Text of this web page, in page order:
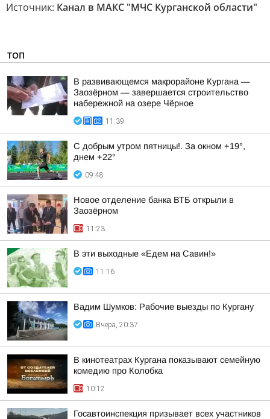
Источник: Канал в МАКС "МЧС Курганской области"
ТОП
В развивающемся макрорайоне Кургана —
Заозёрном — завершается строительство
набережной на озере Чёрное
11:39
С добрым утром пятницы!. За окном +19°,
днем +22°
09:48
Новое отделение банка ВТБ открыли в
Заозёрном
11:23
В эти выходные «Едем на Савин!»
11:16
Вадим Шумков: Рабочие выезды по Кургану
Вчера, 20:37
В кинотеатрах Кургана показывают семейную
комедию про Колобка
10:12
Госавтоинспекция призывает всех участников